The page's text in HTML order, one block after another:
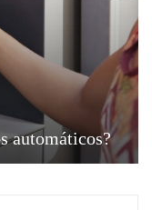
automáticos?